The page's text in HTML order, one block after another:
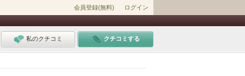
会員登録(無料) ログイン
私のクチコミ クチコミする